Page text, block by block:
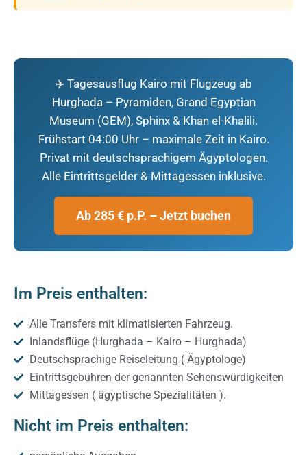
✈️ Tagesausflug Kairo mit Flugzeug ab
Hurghada – Pyramiden, Grand Egyptian
Museum (GEM), Sphinx & Khan el-Khalili.
Frühstart 04:00 Uhr – maximale Zeit in Kairo.
Privat mit deutschsprachigem Ägyptologen.
Alle Eintrittsgelder & Mittagessen inklusive.
Ab 285 € p.P. – Jetzt buchen
Im Preis enthalten:
Alle Transfers mit klimatisierten Fahrzeug.
Inlandsflüge (Hurghada – Kairo – Hurghada)
Deutschsprachige Reiseleitung ( Ägyptologe)
Eintrittsgebühren der genannten Sehenswürdigkeiten
Mittagessen ( ägyptische Spezialitäten ).
Nicht im Preis enthalten: